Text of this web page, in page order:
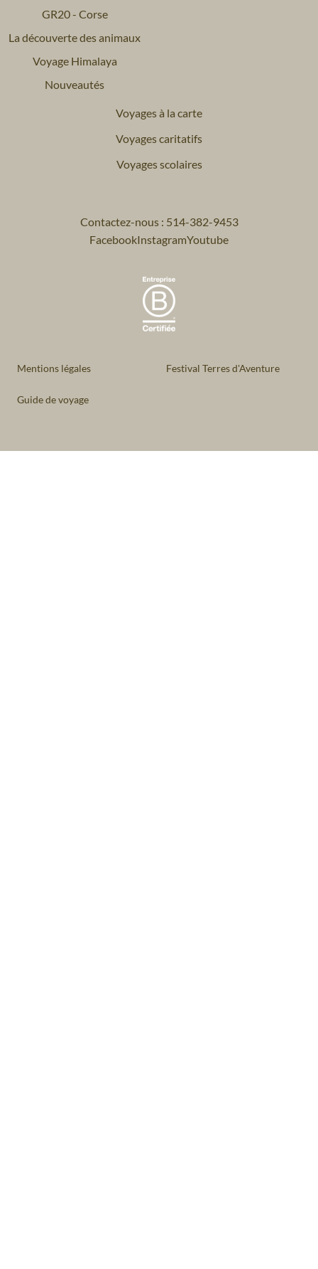
GR20 - Corse
La découverte des animaux
Voyage Himalaya
Nouveautés
Voyages à la carte
Voyages caritatifs
Voyages scolaires
Contactez-nous : 514-382-9453
FacebookInstagramYoutube
Mentions légales Festival Terres d'Aventure
Guide de voyage